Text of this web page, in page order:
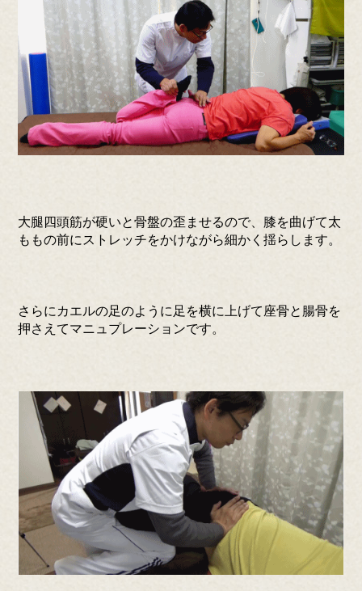
大腿四頭筋が硬いと骨盤の歪ませるので、膝を曲げて太
ももの前にストレッチをかけながら細かく揺らします。
さらにカエルの足のように足を横に上げて座骨と腸骨を
押さえてマニュプレーションです。